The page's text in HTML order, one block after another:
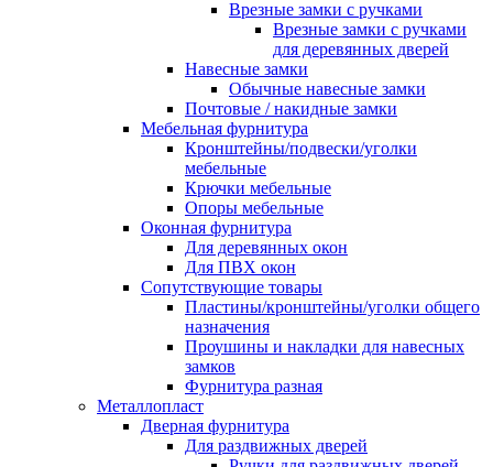
Врезные замки с ручками
Врезные замки с ручками
для деревянных дверей
Навесные замки
Обычные навесные замки
Почтовые / накидные замки
Мебельная фурнитура
Кронштейны/подвески/уголки
мебельные
Крючки мебельные
Опоры мебельные
Оконная фурнитура
Для деревянных окон
Для ПВХ окон
Сопутствующие товары
Пластины/кронштейны/уголки общего
назначения
Проушины и накладки для навесных
замков
Фурнитура разная
Металлопласт
Дверная фурнитура
Для раздвижных дверей